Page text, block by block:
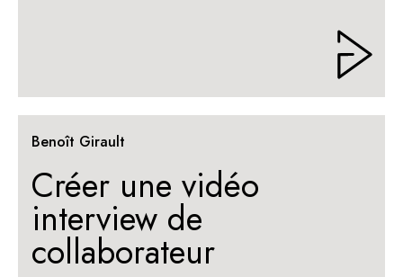
Benoît Girault
Créer une vidéo
interview de
collaborateur